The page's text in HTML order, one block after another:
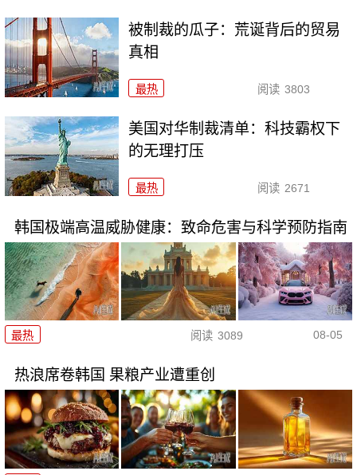
被制裁的瓜子：荒诞背后的贸易
真相
最热 阅读 3803
美国对华制裁清单：科技霸权下
的无理打压
最热 阅读 2671
韩国极端高温威胁健康：致命危害与科学预防指南
最热 阅读 3089 08-05
热浪席卷韩国 果粮产业遭重创